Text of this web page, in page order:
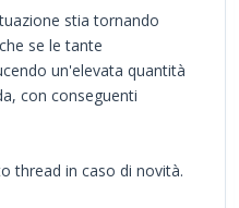
stia tornando
se le tante
un'elevata quantità
con conseguenti
thread in caso di novità.